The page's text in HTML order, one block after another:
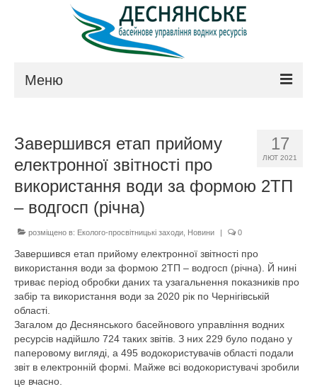
Меню
Керівництво
Положення
Структура
Технічна рада
Законодавство
Контакти
Діяльність
Водогосподарська обстановка
Управління водними ресурсами
17
ЛЮТ 2021
Завершився етап прийому
електронної звітності про
використання води за формою 2ТП
– водгосп (річна)
розміщено в: Еколого-просвітницькі заходи Новини | 0
Завершився етап прийому електронної звітності про
використання води за формою 2ТП – водгосп (річна). Й нині
триває період обробки даних та узагальнення показників про
забір та використання води за 2020 рік по Чернігівській
області.
Загалом до Деснянського басейнового управління водних
ресурсів надійшло 724 таких звітів. З них 229 було подано у
паперовому вигляді, а 495 водокористувачів області подали
звіт в електронній формі. Майже всі водокористувачі зробили
це вчасно.